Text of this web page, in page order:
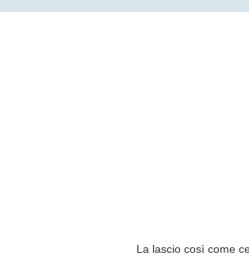
La lascio così come